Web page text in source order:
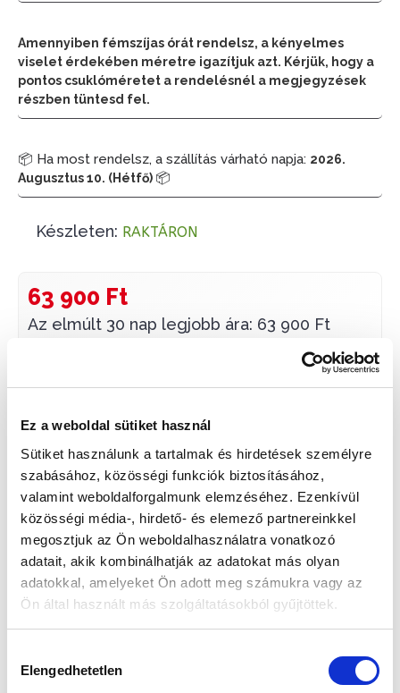
Ez a weboldal sütiket használ
Sütiket használunk a tartalmak és hirdetések személyre
szabásához, közösségi funkciók biztosításához,
valamint weboldalforgalmunk elemzéséhez. Ezenkívül
közösségi média-, hirdető- és elemező partnereinkkel
megosztjuk az Ön weboldalhasználatra vonatkozó
adatait, akik kombinálhatják az adatokat más olyan
adatokkal, amelyeket Ön adott meg számukra vagy az
Ön által használt más szolgáltatásokból gyűjtöttek.
kiválasztása
Elengedhetetlen
Amennyiben fémszíjas órát rendelsz, a kényelmes
viselet érdekében méretre igazítjuk azt. Kérjük, hogy a
pontos csuklóméretet a rendelésnél a megjegyzések
részben tüntesd fel.
📦 Ha most rendelsz, a szállítás várható napja: 2026.
Augusztus 10. (Hétfő) 📦
Készleten: RAKTÁRON
63 900 Ft
Az elmúlt 30 nap legjobb ára: 63 900 Ft
Gyors szállítás
1-2 munkanap
Garancia
Hivatalos forgalmazó
Biztonságos
Fizetés
🎁VÁLASSZ AJÁNDÉKOT MELLÉ!
JUBE04504JWYGT/
U Női Fülbevaló
Fekete Varrott
Óratartó Doboz 6